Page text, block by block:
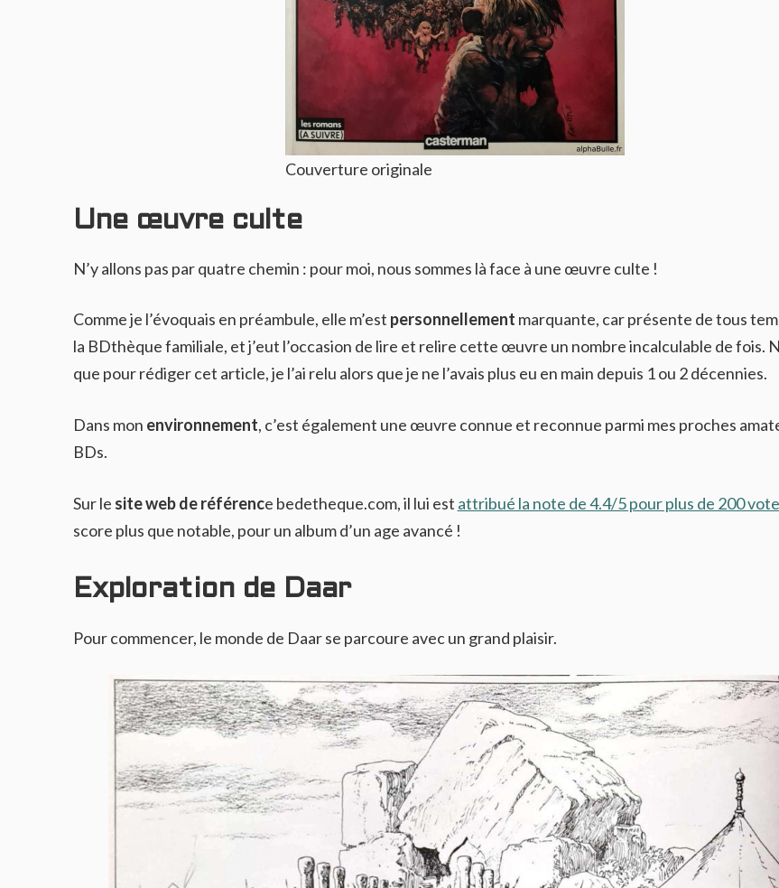
Couverture originale
Une œuvre culte
N’y allons pas par quatre chemin : pour moi, nous sommes là face à une œuvre culte !
Comme je l’évoquais en préambule, elle m’est personnellement marquante, car présente de tous
la BDthèque familiale, et j’eut l’occasion de lire et relire cette œuvre un nombre incalculable de fois.
que pour rédiger cet article, je l’ai relu alors que je ne l’avais plus eu en main depuis 1 ou 2 décennies.
Dans mon environnement, c’est également une œuvre connue et reconnue parmi mes proches
BDs.
Sur le site web de référence bedetheque.com, il lui est attribué la note de 4.4/5 pour plus de 200
score plus que notable, pour un album d’un age avancé !
Exploration de Daar
Pour commencer, le monde de Daar se parcoure avec un grand plaisir.